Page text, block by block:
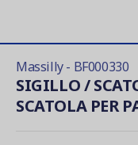
Massilly - BF000330
SIGILLO /
SCATOLA PER